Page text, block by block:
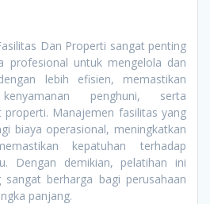
Dan Properti sangat penting
profesional untuk mengelola dan
lebih efisien, memastikan
penghuni, serta
properti. Manajemen fasilitas yang
biaya operasional, meningkatkan
kepatuhan terhadap
Dengan demikian, pelatihan ini
berharga bagi perusahaan
panjang.